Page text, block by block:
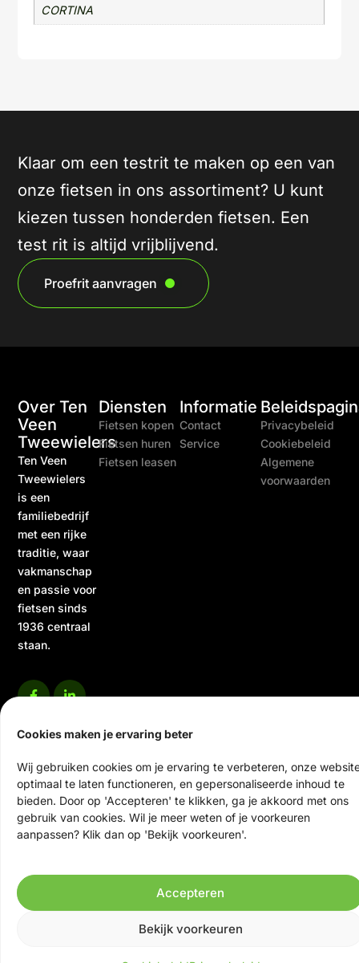
Cookies maken je ervaring beter
Wij gebruiken cookies om je ervaring te verbeteren, onze
optimaal te laten functioneren, en gepersonaliseerde inhoud te
bieden. Door op 'Accepteren' te klikken, ga je akkoord met ons
gebruik van cookies. Wil je meer weten of je voorkeuren
aanpassen? Klik dan op 'Bekijk voorkeuren'.
Accepteren
Bekijk voorkeuren
CORTINA
Klaar om een testrit te maken op een van
onze fietsen in ons assortiment? U kunt
kiezen tussen honderden fietsen. Een
test rit is altijd vrijblijvend.
Proefrit aanvragen
Over Ten
Veen
Tweewielers
Ten Veen
Tweewielers
is een
familiebedrijf
met een rijke
traditie, waar
vakmanschap
en passie voor
fietsen sinds
1936 centraal
staan.
Diensten
Fietsen kopen
Fietsen huren
Fietsen leasen
Informatie
Contact
Service
Privacybeleid
Cookiebeleid
Algemene
voorwaarden
© 2026 Ten Veen Tweewielers | Alle rechten voorbehouden
Website door Scrolla!